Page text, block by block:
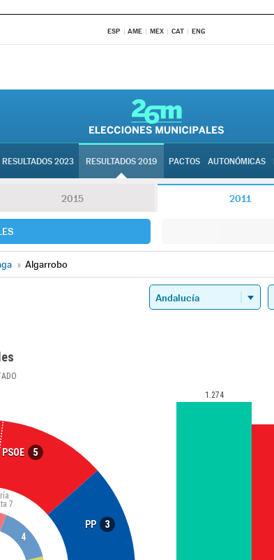
ESP AME MEX CAT ENG
RESULTADOS 2023 RESULTADOS 2019 PACTOS AUTONÓMICAS
2015 2011
» Algarrobo
PSOE 5
PP 3
7
4
1.274